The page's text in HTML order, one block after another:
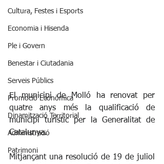
Cultura, Festes i Esports
Economia i Hisenda
Ple i Govern
Benestar i Ciutadania
Serveis Públics
Promoció Econòmica
Dinamització Territorial
Administració
Patrimoni
El municipi de Molló ha renovat per
quatre anys més la qualificació de
municipi turístic per la Generalitat de
Catalunya.
Mitjançant una resolució de 19 de juliol